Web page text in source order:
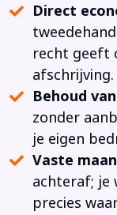
Direct
recht geeft
afschrijving.
Behoud
zonder
je eigen
Vaste
achteraf; je
precies